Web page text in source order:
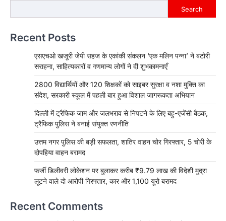
Search
Recent Posts
एसएचओ खजूरी जेपी सहज के एकांकी संकलन ‘एक मलिन पन्ना’ ने बटोरी
सराहना, साहित्यकारों व गणमान्य लोगों ने दी शुभकामनाएँ
2800 विद्यार्थियों और 120 शिक्षकों को साइबर सुरक्षा व नशा मुक्ति का
संदेश, सरकारी स्कूल में पहली बार हुआ विशाल जागरूकता अभियान
दिल्ली में ट्रैफिक जाम और जलभराव से निपटने के लिए बहु-एजेंसी बैठक,
ट्रैफिक पुलिस ने बनाई संयुक्त रणनीति
उत्तम नगर पुलिस की बड़ी सफलता, शातिर वाहन चोर गिरफ्तार, 5 चोरी के
दोपहिया वाहन बरामद
फर्जी डिलीवरी लोकेशन पर बुलाकर करीब ₹9.79 लाख की विदेशी मुद्रा
लूटने वाले दो आरोपी गिरफ्तार, कार और 1,100 यूरो बरामद
Recent Comments